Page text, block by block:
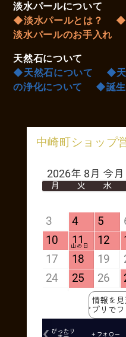
淡水パールについて
◆淡水パールとは？
◆
淡水パールのお手入れ
天然石について
◆天然石について
◆天
の浄化について
◆誕
中崎町ショップ